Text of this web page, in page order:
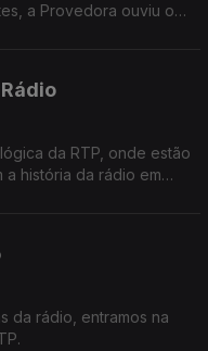
a Provedora ouviu o
da RTP, onde estão
história da rádio em
da rádio, entramos na